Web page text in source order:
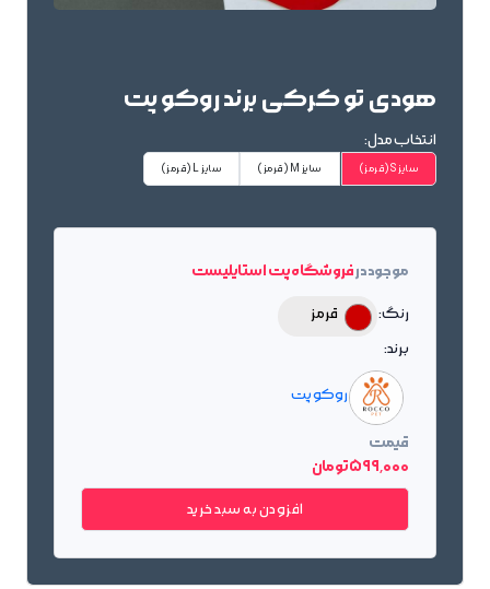
هودی تو کرکی برند روکو پت
انتخاب مدل:
سایز S (قرمز) سایز M (قرمز) سایز L (قرمز)
موجود درفروشگاه پت استایلیست
رنگ:
قرمز
برند:
روکو پت
قیمت
599٬000 تومان
افزودن به سبد خرید